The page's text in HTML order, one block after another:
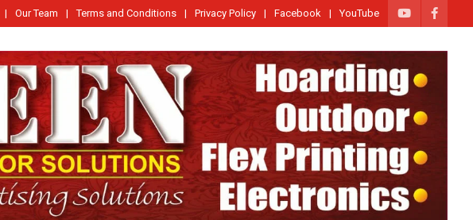
Our Team Terms and Conditions Privacy Policy Facebook YouTube